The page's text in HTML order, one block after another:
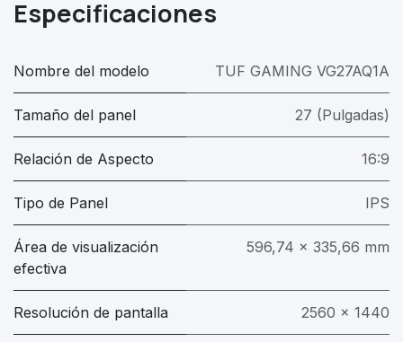
Especificaciones
Nombre del modelo TUF GAMING VG27AQ1A
Tamaño del panel 27 (Pulgadas)
Relación de Aspecto 16:9
Tipo de Panel IPS
Área de visualización
efectiva
596,74 x 335,66 mm
Resolución de pantalla 2560 x 1440